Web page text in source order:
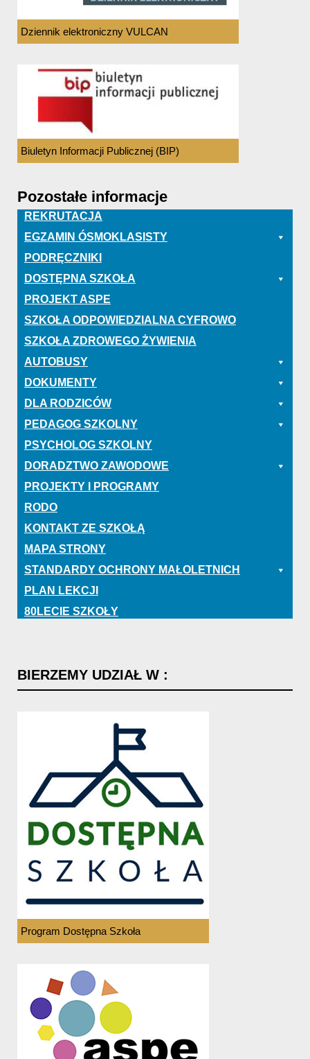
Dziennik elektroniczny VULCAN
Biuletyn Informacji Publicznej (BIP)
Pozostałe informacje
REKRUTACJA
EGZAMIN ÓSMOKLASISTY
PODRĘCZNIKI
DOSTĘPNA SZKOŁA
PROJEKT ASPE
SZKOŁA ODPOWIEDZIALNA CYFROWO
SZKOŁA ZDROWEGO ŻYWIENIA
AUTOBUSY
DOKUMENTY
DLA RODZICÓW
PEDAGOG SZKOLNY
PSYCHOLOG SZKOLNY
DORADZTWO ZAWODOWE
PROJEKTY I PROGRAMY
RODO
KONTAKT ZE SZKOŁĄ
MAPA STRONY
STANDARDY OCHRONY MAŁOLETNICH
PLAN LEKCJI
80LECIE SZKOŁY
BIERZEMY UDZIAŁ W :
Program Dostępna Szkoła